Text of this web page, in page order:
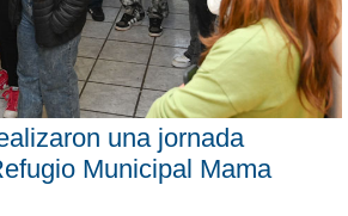
una jornada
Municipal Mama